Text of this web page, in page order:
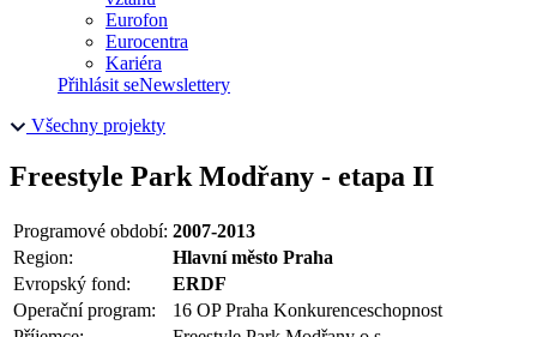
Eurofon
Eurocentra
Kariéra
Přihlásit seNewslettery
Všechny projekty
Freestyle Park Modřany - etapa II
Programové období: 2007-2013
Region:
Hlavní město Praha
Evropský fond:
ERDF
Operační program:
16 OP Praha Konkurenceschopnost